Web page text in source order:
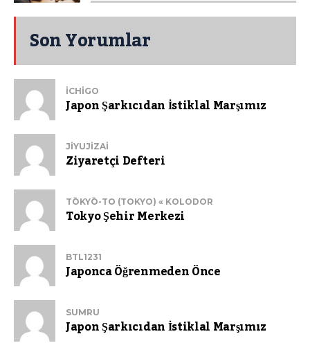
Son Yorumlar
ICHIGO
Japon Şarkıcıdan İstiklal Marşımız
JIYUJIZAI
Ziyaretçi Defteri
TŌKYŌ-TO (TOKYO) « KOLODOR
Tokyo Şehir Merkezi
BTL1231
Japonca Öğrenmeden Önce
SUMRU
Japon Şarkıcıdan İstiklal Marşımız